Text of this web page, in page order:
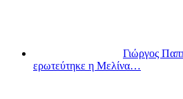
Γιώργος
ερωτεύτηκε η Μελίνα…